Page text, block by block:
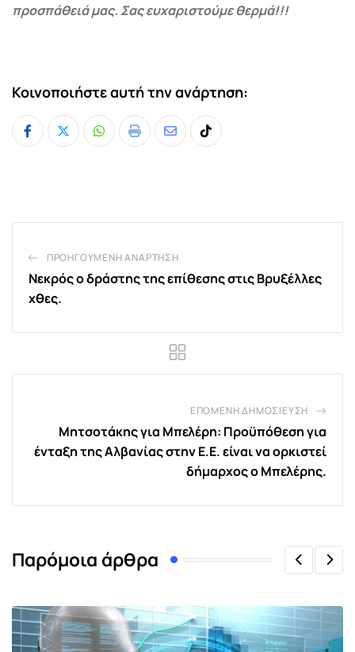
προσπάθειά μας. Σας ευχαριστούμε θερμά!!!
Κοινοποιήστε αυτή την ανάρτηση:
Whatsapp
Print
ShareTiktok
ΠΡΟΗΓΟΎΜΕΝΗ ΑΝΆΡΤΗΣΗ
Νεκρός ο δράστης της επίθεσης στις Βρυξέλλες
χθες.
ΕΠΌΜΕΝΗ ΔΗΜΟΣΊΕΥΣΗ
Μητσοτάκης για Μπελέρη: Προϋπόθεση για
ένταξη της Αλβανίας στην Ε.Ε. είναι να ορκιστεί
δήμαρχος ο Μπελέρης.
Παρόμοια άρθρα